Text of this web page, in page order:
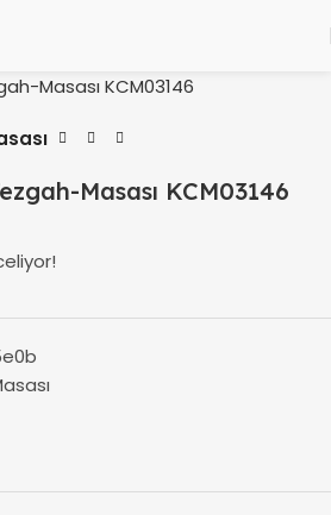
Masası KCM03146